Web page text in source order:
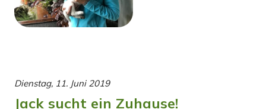
Dienstag, 11. Juni 2019
Jack sucht ein Zuhause!